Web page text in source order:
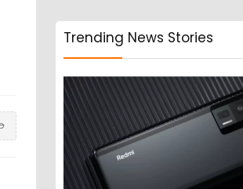
Trending News Stories